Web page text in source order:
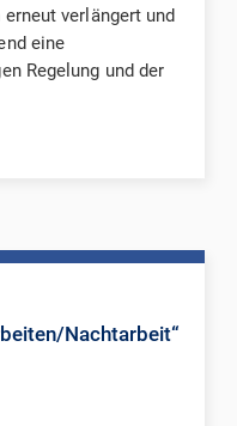
verlängert und
eine
Regelung und der
Nachtarbeit“